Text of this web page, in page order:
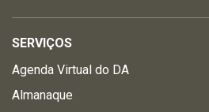
SERVIÇOS
Agenda Virtual do DA
Almanaque